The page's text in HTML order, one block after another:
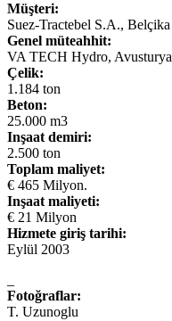
Müşteri:
Suez-Tractebel S.A., Belçika
Genel müteahhit:
VA TECH Hydro, Avusturya
Çelik:
1.184 ton
Beton:
25.000 m3
Inşaat demiri:
2.500 ton
Toplam maliyet:
€ 465 Milyon.
Inşaat maliyeti:
€ 21 Milyon
Hizmete giriş tarihi:
Eylül 2003
Fotoğraflar:
T. Uzunoglu